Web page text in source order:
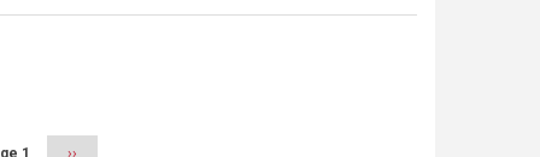
1
Next
››